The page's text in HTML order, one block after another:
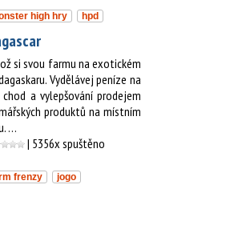
high hry hpd
si svou farmu na exotickém
Vydělávej peníze na
a vylepšování prodejem
produktů na místním
…
| 5356x spuštěno
frenzy jogo